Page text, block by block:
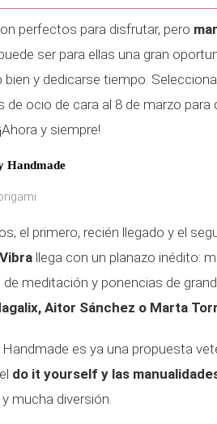
perfectos para disfrutar, pero
ser para ellas una gran
bien y dedicarse tiempo.
de ocio de cara al 8 de marzo
y siempre!
Handmade
el primero, recién llegado y el
llega con un planazo inédito:
de meditación y ponencias de
Aitor Sánchez o Marta
es ya una propuesta
do it yourself y las
mucha diversión.